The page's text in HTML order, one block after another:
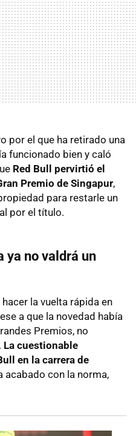
por el que ha retirado una
funcionado bien y caló
Red Bull pervirtió el
Premio de Singapur,
para restarle un
por el título.
ya no valdrá un
la vuelta rápida en
a que la novedad había
Premios, no
La cuestionable
en la carrera de
acabado con la norma,